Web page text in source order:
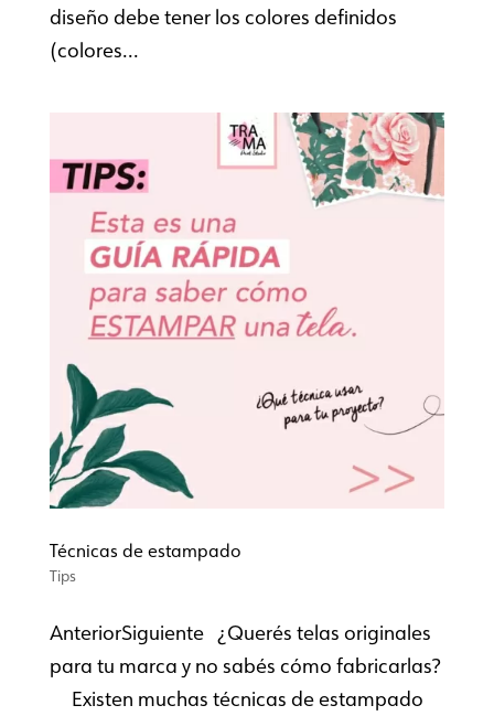
diseño debe tener los colores definidos
(colores...
Técnicas de estampado
Tips
AnteriorSiguiente ¿Querés telas originales
para tu marca y no sabés cómo fabricarlas?
Existen muchas técnicas de estampado